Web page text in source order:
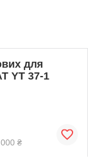
для
YT 37-1
₴